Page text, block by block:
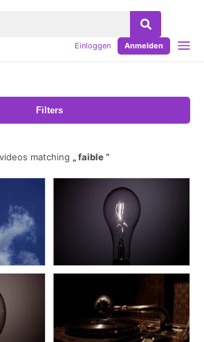
Einloggen Anmelden
Filters
matching
faible